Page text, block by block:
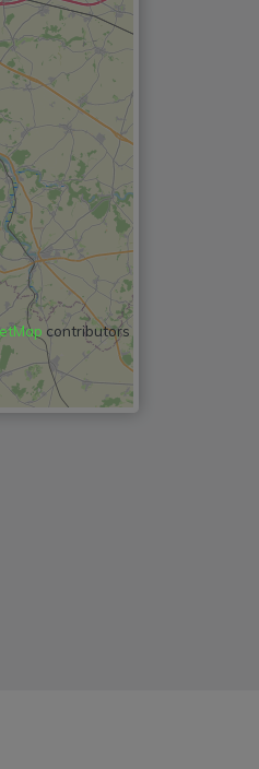
contributors